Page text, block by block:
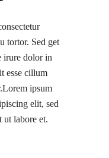
tortor. Sed get
irure dolor in
esse cillum
ipsum
elit, sed
ut labore et.